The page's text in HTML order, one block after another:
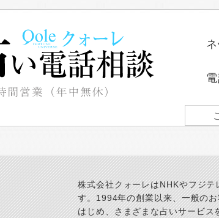
ネ
株式会社クォーレはNHKやフジ
す。1994年の創業以来、一般の
はじめ、さまざまな占いサービス